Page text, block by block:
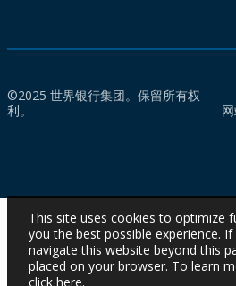
©2025 世界银行集团。保留所有权
利。
This site uses cookies to optimize
you the best possible experience.
navigate this website beyond this
placed on your browser. To learn
click here.